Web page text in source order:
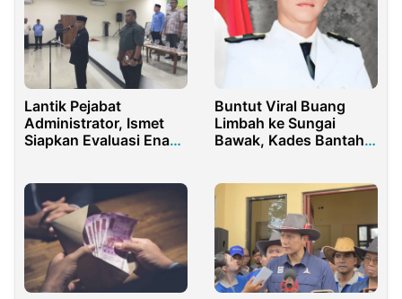
Lantik Pejabat
Administrator, Ismet
Siapkan Evaluasi Enam
Buntut Viral Buang
Limbah ke Sungai
Bawak, Kades Bantah